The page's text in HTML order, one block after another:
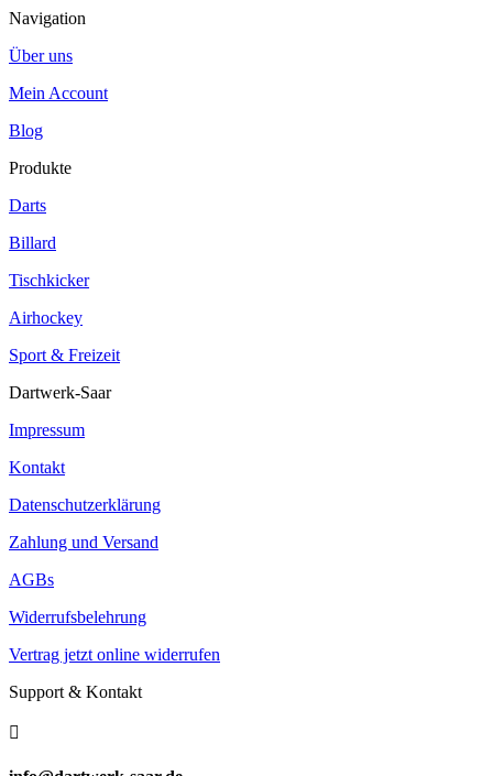
Navigation
Über uns
Mein Account
Blog
Produkte
Darts
Billard
Tischkicker
Airhockey
Sport & Freizeit
Dartwerk-Saar
Impressum
Kontakt
Datenschutzerklärung
Zahlung und Versand
AGBs
Widerrufsbelehrung
Vertrag jetzt online widerrufen
Support & Kontakt
